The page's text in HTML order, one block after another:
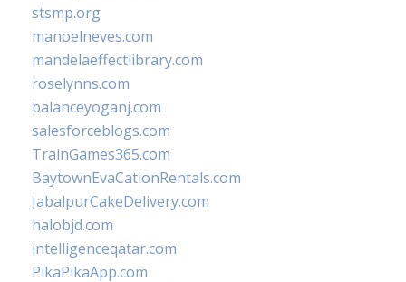
stsmp.org
manoelneves.com
mandelaeffectlibrary.com
roselynns.com
balanceyoganj.com
salesforceblogs.com
TrainGames365.com
BaytownEvaCationRentals.com
JabalpurCakeDelivery.com
halobjd.com
intelligenceqatar.com
PikaPikaApp.com